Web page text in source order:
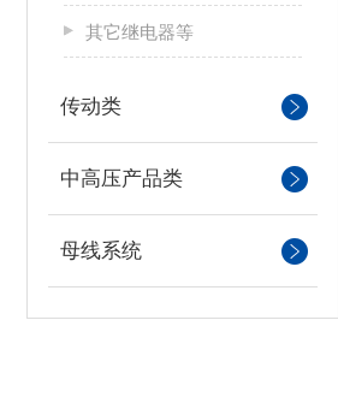
其它继电器等
传动类
中高压产品类
母线系统